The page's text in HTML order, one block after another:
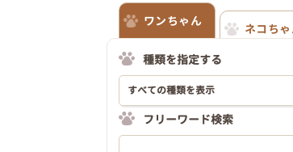
ワンちゃん
ネコち
種類を指定する
フリーワード検索